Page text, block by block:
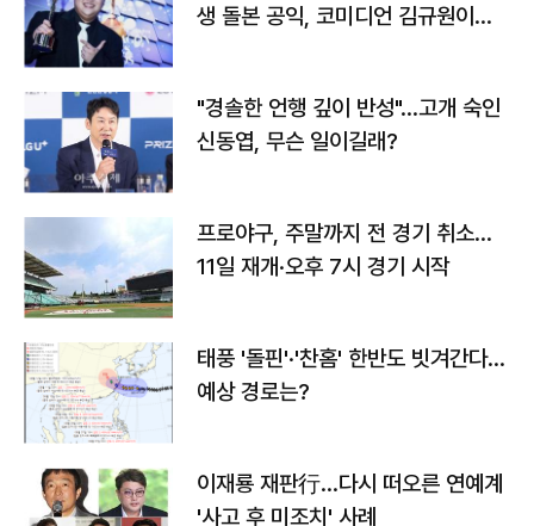
생 돌본 공익, 코미디언 김규원이었
"경솔한 언행 깊이 반성"…고개 숙인
신동엽, 무슨 일이길래?
프로야구, 주말까지 전 경기 취소…
11일 재개·오후 7시 경기 시작
태풍 '돌핀'·'찬홈' 한반도 빗겨간다…
예상 경로는?
이재룡 재판行…다시 떠오른 연예계
'사고 후 미조치' 사례